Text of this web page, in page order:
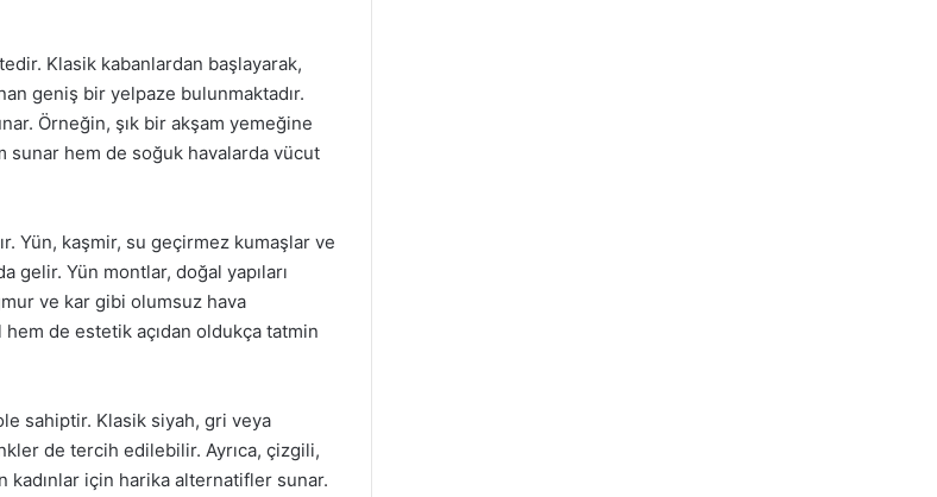
Klasik kabanlardan başlayarak,
geniş bir yelpaze bulunmaktadır.
Örneğin, şık bir akşam yemeğine
hem de soğuk havalarda vücut
Yün, kaşmir, su geçirmez kumaşlar ve
gelir. Yün montlar, doğal yapıları
ve kar gibi olumsuz hava
de estetik açıdan oldukça tatmin
sahiptir. Klasik siyah, gri veya
de tercih edilebilir. Ayrıca, çizgili,
için harika alternatifler sunar.